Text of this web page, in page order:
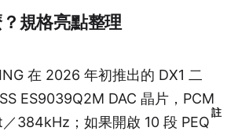
規格亮點整理
在 2026 年初推出的 DX1 二
ES9039Q2M DAC 晶片，PCM
384kHz；如果開啟 10 段 PEQ
註